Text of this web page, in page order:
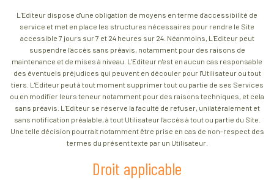
L'Editeur dispose d'une obligation de moyens en terme d'accessibilité de
service et met en place les structures nécessaires pour rendre le Site
accessible 7 jours sur 7 et 24 heures sur 24. Néanmoins, L'Editeur peut
suspendre l'accès sans préavis, notamment pour des raisons de
maintenance et de mises à niveau. L'Editeur n'est en aucun cas responsable
des éventuels préjudices qui peuvent en découler pour l'Utilisateur ou tout
tiers. L'Editeur peut à tout moment supprimer tout ou partie de ses Services
ou en modifier leurs teneur notamment pour des raisons techniques, et cela
sans préavis. L'Editeur se réserve la faculté de refuser, unilatéralement et
sans notification préalable, à tout Utilisateur l'accès à tout ou partie du Site.
Une telle décision pourrait notamment être prise en cas de non-respect des
termes du présent texte par un Utilisateur.
Droit applicable